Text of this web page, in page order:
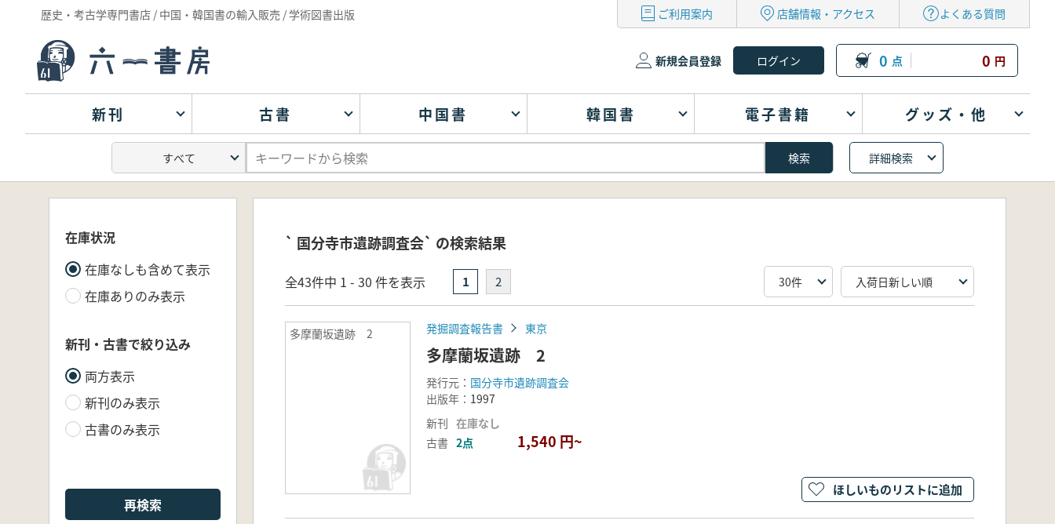
歴史・考古学専門書店 / 中国・韓国書の輸入販売 / 学術図書出版 ご利用案内 店舗情報・アクセス よくある質問
新規会員登録 0 点 0 円
新刊 古書 中国書 韓国書 電子書籍 グッズ・他
詳細検索
在庫状況
在庫なしも含めて表示
在庫ありのみ表示
新刊・古書で絞り込み
両方表示
新刊のみ表示
古書のみ表示
再検索
` 国分寺市遺跡調査会` の検索結果
全43件中 1 - 30 件を表示 1 2
多摩蘭坂遺跡 2 発掘調査報告書 東京
多摩蘭坂遺跡 2
発行元： 国分寺市遺跡調査会
出版年： 1997
新刊 在庫なし
古書 2点 1,540 円~
ほしいものリストに追加